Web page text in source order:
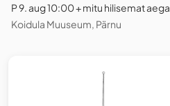
P 9. aug 10:00 + mitu hilisemat aega
Koidula Muuseum, Pärnu